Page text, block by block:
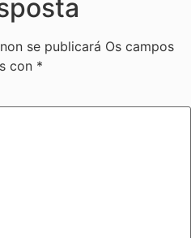
se publicará Os campos
con *